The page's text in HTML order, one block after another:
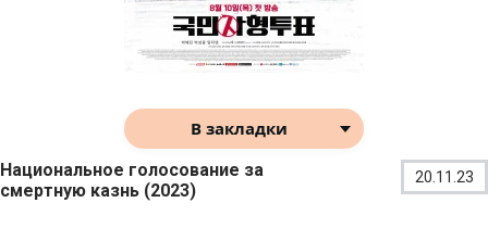
В закладки
Национальное голосование за
смертную казнь (2023)
20.11.23